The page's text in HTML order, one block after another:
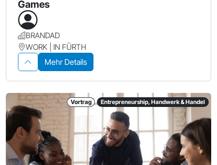
Games
BRANDAD
WORK | IN FÜRTH
Mehr Details
Vortrag Entrepreneurship, Handwerk & Handel